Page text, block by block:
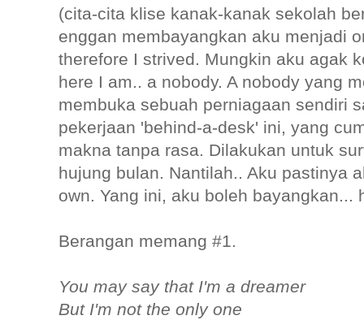
(cita-cita klise kanak-kanak sekolah
enggan membayangkan aku menjadi
therefore I strived. Mungkin aku agak
here I am.. a nobody. A nobody yang
membuka sebuah perniagaan sendiri
pekerjaan 'behind-a-desk' ini, yang
makna tanpa rasa. Dilakukan untuk
hujung bulan. Nantilah.. Aku pastinya
own. Yang ini, aku boleh bayangkan...
Berangan memang #1.
You may say that I'm a dreamer
But I'm not the only one